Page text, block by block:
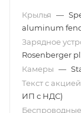
Крылья —
aluminum
Зарядное
Rosenberger
Камеры —
Текст с акцией
ИП с НДС)